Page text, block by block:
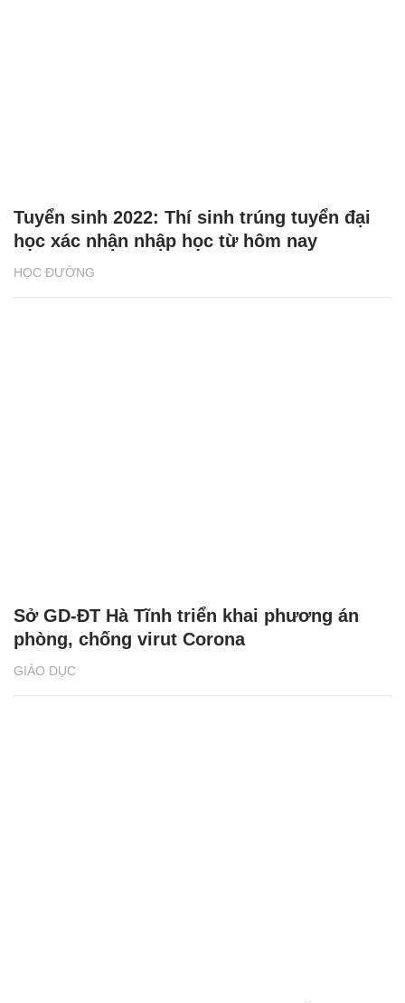
HỌC ĐƯỜNG
Tuyển sinh 2022: Thí sinh trúng tuyển đại
học xác nhận nhập học từ hôm nay
GIÁO DỤC
Sở GD-ĐT Hà Tĩnh triển khai phương án
phòng, chống virut Corona